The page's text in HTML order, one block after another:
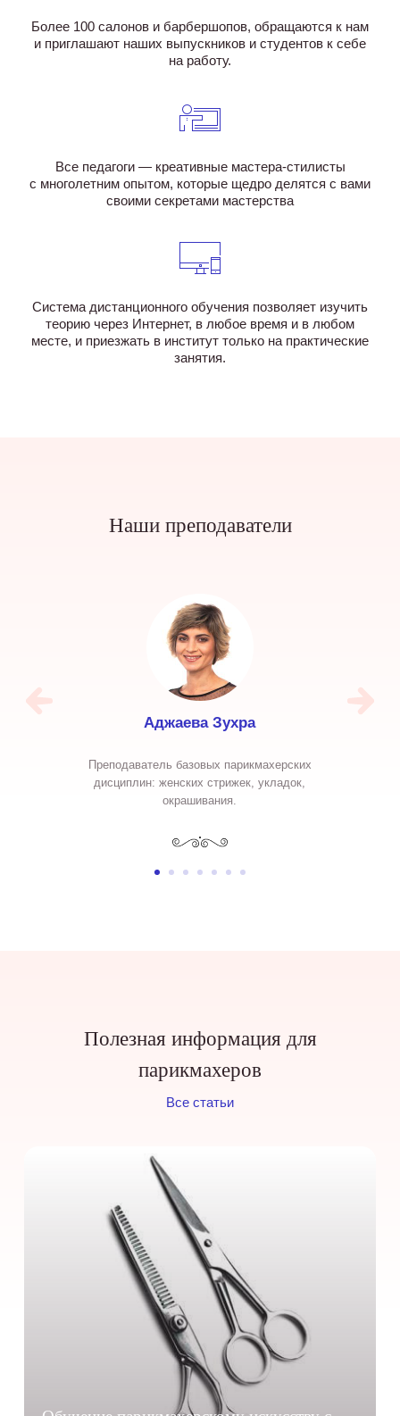
Более 100 салонов и барбершопов, обращаются к нам
и приглашают наших выпускников и студентов к себе
на работу.
Все педагоги — креативные мастера-стилисты
с многолетним опытом, которые щедро делятся с вами
своими секретами мастерства
Система дистанционного обучения позволяет изучить
теорию через Интернет, в любое время и в любом
месте, и приезжать в институт только на практические
занятия.
Наши преподаватели
Аджаева Зухра
Преподаватель базовых парикмахерских
дисциплин: женских стрижек, укладок,
окрашивания.
Полезная информация для
парикмахеров
Все статьи